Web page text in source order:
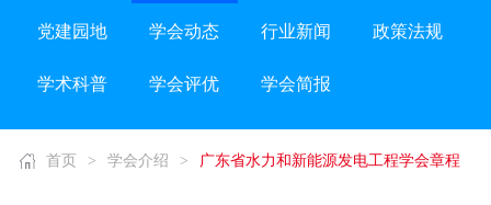
党建园地 学会动态 行业新闻 政策法规
学术科普 学会评优 学会简报
首页 > 学会介绍 > 广东省水力和新能源发电工程学会章程